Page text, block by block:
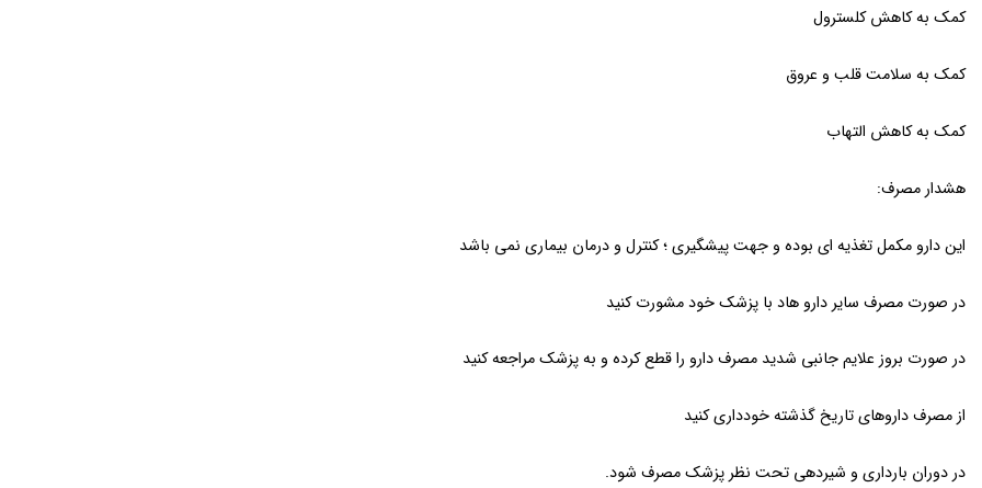
کمک به کاهش کلسترول
کمک به سلامت قلب و عروق
کمک به کاهش التهاب
هشدار مصرف:
این دارو مکمل تغذیه ای بوده و جهت پیشگیری ؛ کنترل و درمان بیماری نمی باشد
در صورت مصرف سایر دارو هاد با پزشک خود مشورت کنید
در صورت بروز علایم جانبی شدید مصرف دارو را قطع کرده و به پزشک مراجعه کنید
از مصرف داروهای تاریخ گذشته خودداری کنید
در دوران بارداری و شیردهی تحت نظر پزشک مصرف شود.